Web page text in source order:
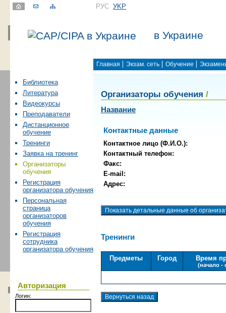
РУС УKР
в Украине
Главная Экзам. сеть Обучение
Библиотека
Литература
Видеокурсы
Преподаватели
Дистанционное
обучение
Тренинги
Заявка на тренинг
Организаторы
обучения
Регистрация
организатора обучения
Персональная
страница
организаторов
обучения
Регистрация
сотрудника
организатора обучения
Авторизация
Логин:
Организаторы обучения /
Название
Контактные данные
Контактное лицо (Ф.И.О.):
Контактный телефон:
Факс:
E-mail:
Адрес:
Тренинги
Предметы Город Время
(начало -